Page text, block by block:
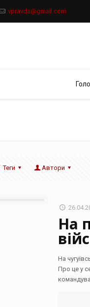
vpravda@gmail.com
Теги Автори
На
На
Про це у